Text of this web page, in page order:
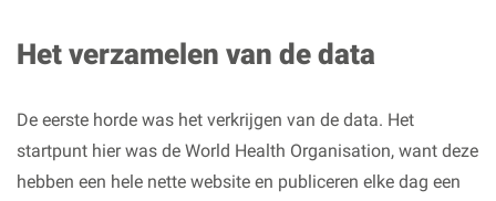
Het verzamelen van de data
De eerste horde was het verkrijgen van de data. Het
startpunt hier was de World Health Organisation, want deze
hebben een hele nette website en publiceren elke dag een